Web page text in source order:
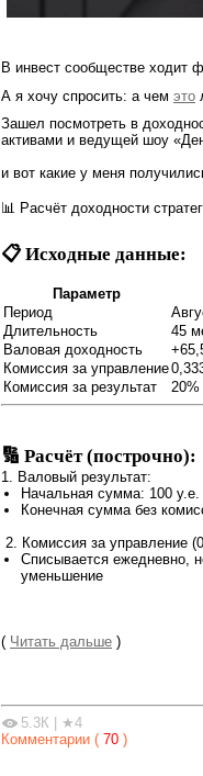
В инвест сообществе ходит
А я хочу спросить: а чем это
Зашел посмотреть в
активами и ведущей шоу
и вот какие у меня
📊 Расчёт доходности
📋 Исходные данные:
Параметр
Период
Длительность
45
Валовая доходность
Комиссия за управление
Комиссия за результат
🔢 Расчёт (построчно):
1. Валовый результат:
Начальная сумма: 100 у.е.
Конечная сумма без
2. Комиссия за управление
Списывается ежедневно,
уменьшение
( Читать дальше )
5.3К
★4
Комментарии ( 70 )